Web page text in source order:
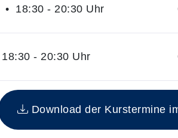
Kurs
18:30 - 20:30 Uhr
- 20:30 Uhr
Download der Kurstermine